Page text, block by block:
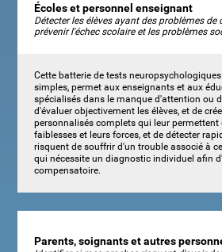
Écoles et personnel enseignant
Détecter les élèves ayant des problèmes
prévenir l'échec scolaire et les problèmes
Cette batterie de tests
simples, permet aux enseignants et aux
spécialisés dans le manque d'attention ou
d'évaluer objectivement les élèves, et de
personnalisés complets qui leur permettent
faiblesses et leurs forces, et de détecter
risquent de souffrir d'un trouble associé à
qui nécessite un diagnostic individuel afin
compensatoire.
Parents, soignants et autres